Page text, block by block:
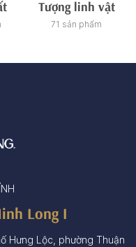
Tượng linh vật
71 sản phẩm
Long I
Hưng Lộc, phường Thuận